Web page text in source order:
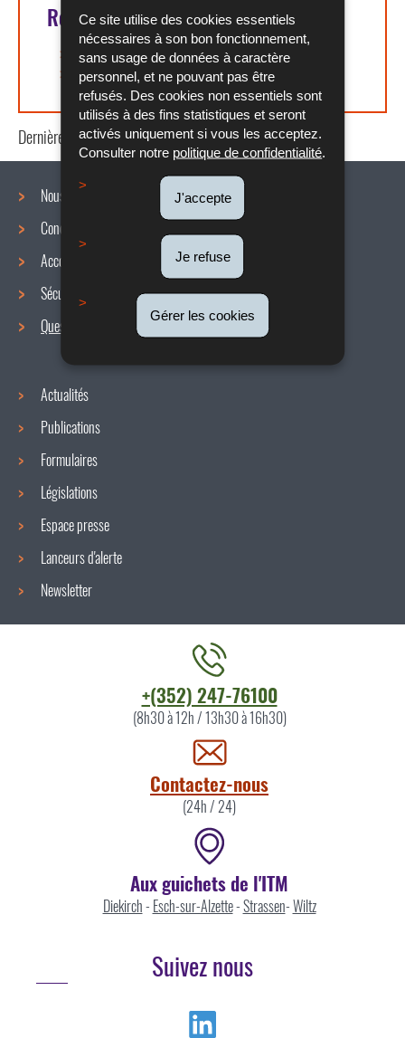
Ce site utilise des cookies essentiels
nécessaires à son bon fonctionnement,
sans usage de données à caractère
personnel, et ne pouvant pas être
refusés. Des cookies non essentiels sont
utilisés à des fins statistiques et seront
activés uniquement si vous les acceptez.
Consulter notre politique de confidentialité
J'accepte
Je refuse
Gérer les cookies
Références légales
Article L. 241-1 du COTRAV
Article L. 251-1 du COTRAV
Dernière mise à jour28/07/2020
Menu
de
navigation
Nous connaître
Conditions de travail
Accords collectifs
Sécurité / Santé au travail
Questions / réponses
Actualités
Publications
Formulaires
Législations
Espace presse
Lanceurs d'alerte
Newsletter
+(352) 247-76100
(8h30 à 12h / 13h30 à 16h30)
Contactez-nous
(24h / 24)
Aux guichets de l'ITM
Diekirch- Esch-sur-Alzette-Strassen-Wiltz
Suivez nous